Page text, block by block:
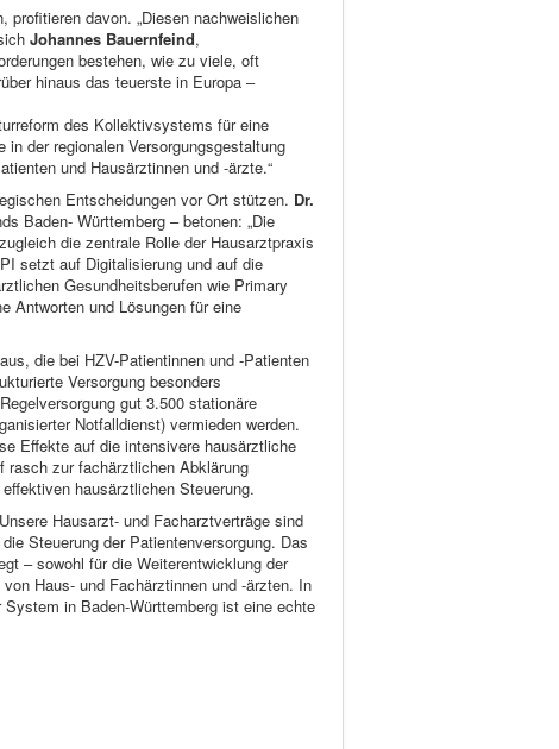
davon. „Diesen nachweislichen
Johannes Bauernfeind,
bestehen, wie zu viele, oft
hinaus das teuerste in Europa –
des Kollektivsystems für eine
der regionalen Versorgungsgestaltung
und Hausärztinnen und -ärzte.“
Entscheidungen vor Ort stützen. Dr.
Baden- Württemberg – betonen: „Die
die zentrale Rolle der Hausarztpraxis
setzt auf Digitalisierung und auf die
Gesundheitsberufen wie Primary
Antworten und Lösungen für eine
die bei HZV-Patientinnen und -Patienten
Versorgung besonders
gut 3.500 stationäre
Notfalldienst) vermieden werden.
Effekte auf die intensivere hausärztliche
rasch zur fachärztlichen Abklärung
hausärztlichen Steuerung.
Hausarzt- und Facharztverträge sind
Steuerung der Patientenversorgung. Das
– sowohl für die Weiterentwicklung der
Haus- und Fachärztinnen und -ärzten. In
in Baden-Württemberg ist eine echte